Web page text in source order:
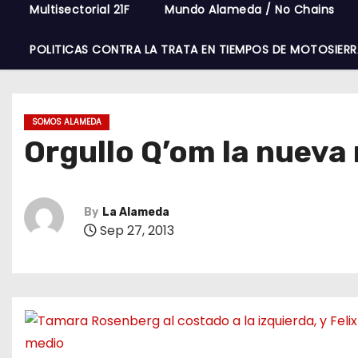
Multisectorial 21F Mundo Alameda / No Chains
POLITICAS CONTRA LA TRATA EN TIEMPOS DE
SOMOS ALAMEDA
Orgullo Q’om la
By La Alameda
Sep 27, 2013